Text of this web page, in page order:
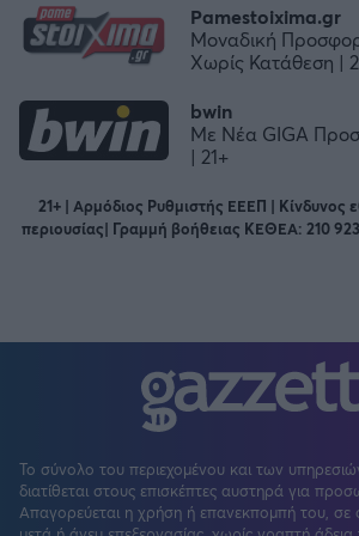
bwin
Με Νέα GIGA
| 21+
Pamestoixima.gr
Μοναδική
Χωρίς Κατάθεση |
21+ | Αρμόδιος Ρυθμιστής ΕΕΕΠ | Κίνδυνος
περιουσίας| Γραμμή βοήθειας ΚΕΘΕΑ: 210
Το σύνολο του περιεχομένου και των
διατίθεται στους επισκέπτες αυστηρά για
Απαγορεύεται η χρήση ή επανεκπομπή του, σε